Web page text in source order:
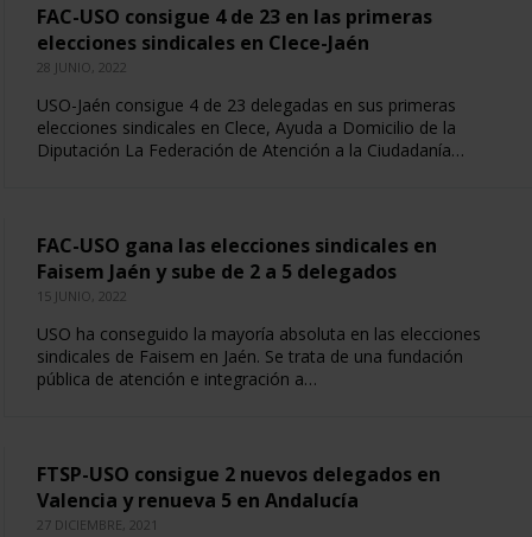
FAC-USO consigue 4 de 23 en las primeras
elecciones sindicales en Clece-Jaén
28 JUNIO, 2022
USO-Jaén consigue 4 de 23 delegadas en sus primeras
elecciones sindicales en Clece, Ayuda a Domicilio de la
Diputación La Federación de Atención a la Ciudadanía…
FAC-USO gana las elecciones sindicales en
Faisem Jaén y sube de 2 a 5 delegados
15 JUNIO, 2022
USO ha conseguido la mayoría absoluta en las elecciones
sindicales de Faisem en Jaén. Se trata de una fundación
pública de atención e integración a…
FTSP-USO consigue 2 nuevos delegados en
Valencia y renueva 5 en Andalucía
27 DICIEMBRE, 2021